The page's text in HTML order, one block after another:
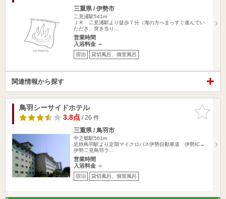
三重県 / 伊勢市
二見浦駅541m
ＪＲ 二見浦駅より徒歩７分（海の方へまっすぐ進んでい
ただき、突き当り…
営業時間
入浴料金 ～
宿泊 貸切風呂、個室風呂
関連情報から探す
お気に入
りに追加
鳥羽シーサイドホテル
3.8点/ 26 件
三重県 / 鳥羽市
中之郷駅561m
近鉄鳥羽駅より定期マイクロバス伊勢自動車道 伊勢IC→
伊勢二見鳥羽ラ…
営業時間
入浴料金 ～
宿泊 貸切風呂、個室風呂